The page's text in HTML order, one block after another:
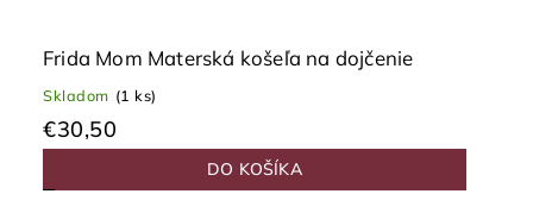
Frida Mom Materská košeľa na dojčenie
Skladom (1 ks)
€30,50
DO KOŠÍKA